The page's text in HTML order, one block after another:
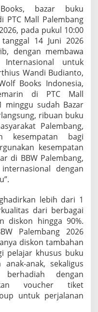
bazar buku
PTC Mall Palembang
pada pukul 10:00
14 Juni 2026
dengan membawa
untuk
Wandi Budianto,
Books Indonesia,
di PTC Mall
minggu sudah Bazar
ribuan buku
Palembang,
kesempatan bagi
kesempatan
di BBW Palembang,
dengan
lebih dari 1
dari berbagai
diskon hingga 90%.
Palembang 2026
diskon tambahan
pelajar khusus buku
anak, sekaligus
dengan
voucher tiket
untuk perjalanan